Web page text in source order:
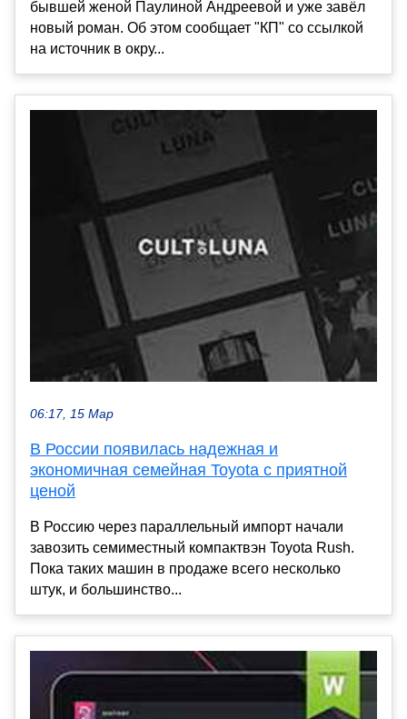
бывшей женой Паулиной Андреевой и уже завёл
новый роман. Об этом сообщает "КП" со ссылкой
на источник в окру...
06:17, 15 Мар
В России появилась надежная и
экономичная семейная Toyota с приятной
ценой
В Россию через параллельный импорт начали
завозить семиместный компактвэн Toyota Rush.
Пока таких машин в продаже всего несколько
штук, и большинство...